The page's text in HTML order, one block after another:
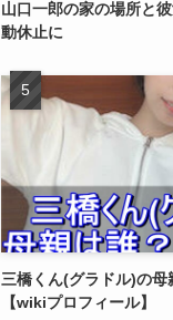
山口一郎の家の場所と
動休止に
三橋くん(グラドル)の母
【wikiプロフィール】